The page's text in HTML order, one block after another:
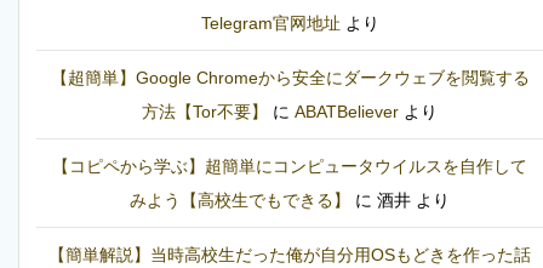
Telegram官网地址 より
【超簡単】Google Chromeから安全にダークウェブを閲覧する
方法【Tor不要】
に ABATBeliever より
【コピペから学ぶ】超簡単にコンピュータウイルスを自作して
みよう【高校生でもできる】
に 酒井 より
【簡単解説】当時高校生だった俺が自分用OSもどきを作った話